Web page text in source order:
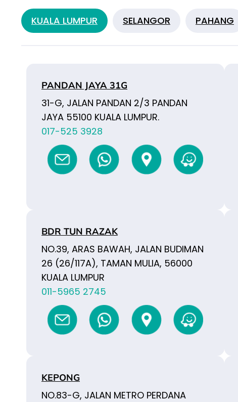
KUALA LUMPUR SELANGOR PAHANG
PANDAN JAYA 31G
31-G, JALAN PANDAN 2/3 PANDAN
JAYA 55100 KUALA LUMPUR.
017-525 3928
BDR TUN RAZAK
NO.39, ARAS BAWAH, JALAN BUDIMAN
26 (26/117A), TAMAN MULIA, 56000
KUALA LUMPUR
011-5965 2745
KEPONG
NO.83-G, JALAN METRO PERDANA